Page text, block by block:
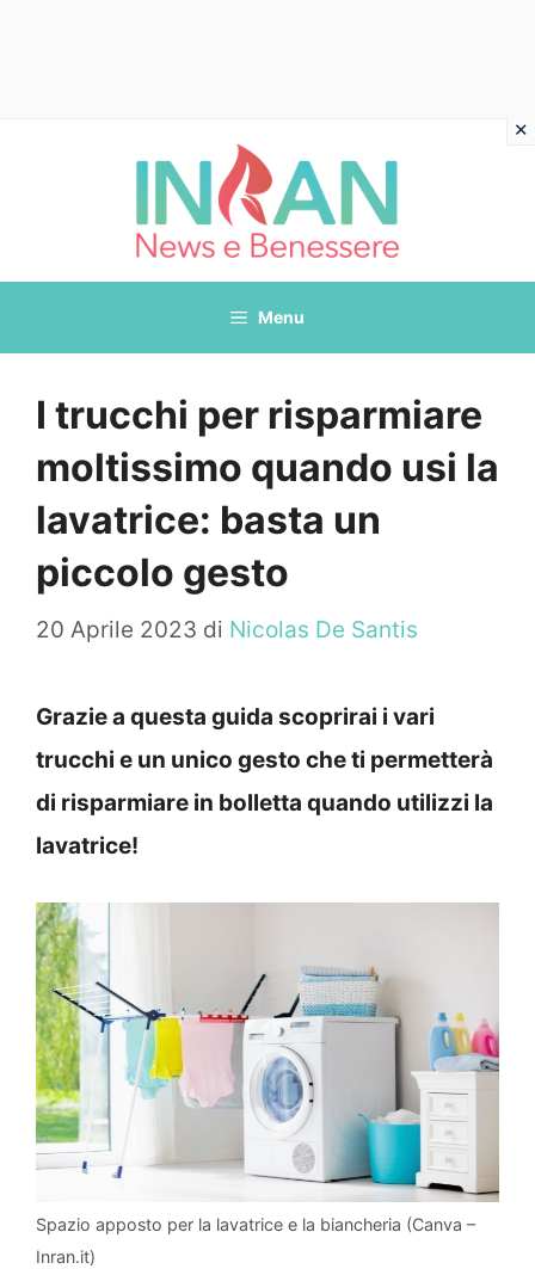
Menu
I trucchi per risparmiare
moltissimo quando usi la
lavatrice: basta un
piccolo gesto
20 Aprile 2023 di Nicolas De Santis
Grazie a questa guida scoprirai i vari
trucchi e un unico gesto che ti permetterà
di risparmiare in bolletta quando utilizzi la
lavatrice!
Spazio apposto per la lavatrice e la biancheria (Canva –
Inran.it)